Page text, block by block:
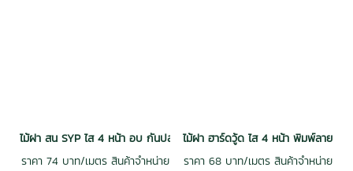
ไม้ฝา สน SYP ไส 4 หน้า อบ กันปลวก H3 เกรดพรีเมี่ยม 0.5x6x3.0
ราคา 74 บาท/เมตร สินค้าจำหน่าย
ไม้ฝา ฮาร์ดวู้ด ไส 4 หน้า พิมพ์ลาย อ
ราคา 68 บาท/เมตร สินค้าจำหน่าย